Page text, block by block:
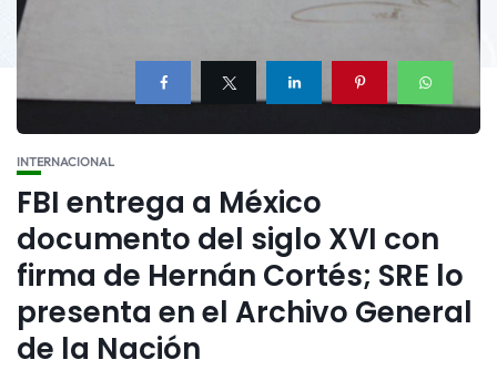
INTERNACIONAL
FBI entrega a México
documento del siglo XVI con
firma de Hernán Cortés; SRE lo
presenta en el Archivo General
de la Nación